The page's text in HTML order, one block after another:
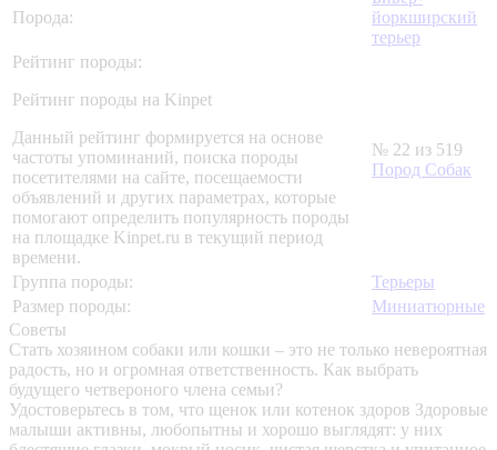
Порода:
йоркширский
терьер
Рейтинг породы:
Рейтинг породы на Kinpet
Данный рейтинг формируется на основе
частоты упоминаний, поиска породы
посетителями на сайте, посещаемости
объявлений и других параметрах, которые
помогают определить популярность породы
на площадке Kinpet.ru в текущий период
времени.
№ 22 из 519
Пород Собак
Группа породы:
Терьеры
Размер породы:
Миниатюрные
Советы
Стать хозяином собаки или кошки – это не только невероятная
радость, но и огромная ответственность. Как выбрать
будущего четвероного члена семьи?
Удостоверьтесь в том, что щенок или котенок здоров Здоровые
малыши активны, любопытны и хорошо выглядят: у них